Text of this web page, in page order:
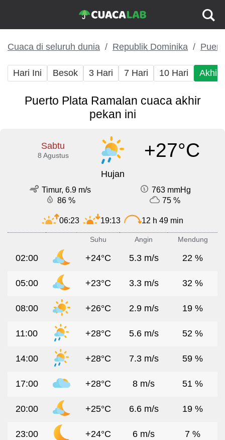
Cuaca di seluruh dunia Republik Dominika
Hari Ini Besok 3 Hari 7 Hari 10 Hari Akhir
Puerto Plata Ramalan cuaca akhir
pekan ini
Sabtu
8 Agustus +27°C
Hujan
Timur, 6.9 m/s
763 mmHg
86 %
75 %
06:23 19:13 12 h 49 min
Suhu Angin Mendung
02:00 +24°C 5.3 m/s 22 %
05:00 +23°C 3.3 m/s 32 %
08:00 +26°C 2.9 m/s 19 %
11:00 +28°C 5.6 m/s 52 %
14:00 +28°C 7.3 m/s 59 %
17:00 +28°C 8 m/s 51 %
20:00 +25°C 6.6 m/s 19 %
23:00 +24°C 6 m/s 7 %